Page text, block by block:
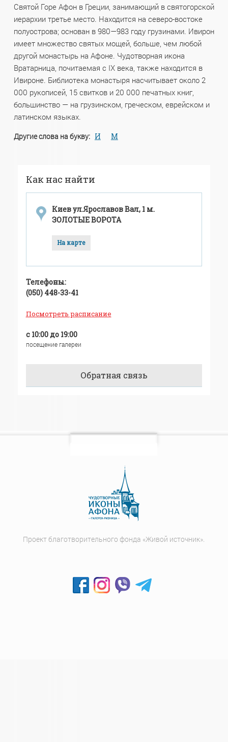
Святой Горе Афон в Греции, занимающий в святогорской
иерархии третье место. Находится на северо-востоке
полуострова; основан в 980—983 году грузинами. Ивирон
имеет множество святых мощей, больше, чем любой
другой монастырь на Афоне. Чудотворная икона
Вратарница, почитаемая с IX века, также находится в
Ивироне. Библиотека монастыря насчитывает около 2
000 рукописей, 15 свитков и 20 000 печатных книг,
большинство — на грузинском, греческом, еврейском и
латинском языках.
Другие слова на букву: И М
Как нас найти
Киев ул.Ярославов Вал, 1 м.
ЗОЛОТЫЕ ВОРОТА
На карте
Телефоны:
(050) 448-33-41
Посмотреть расписание
с 10:00 до 19:00
посещение галереи
Обратная связь
Проект благотворительного фонда «Живой источник».